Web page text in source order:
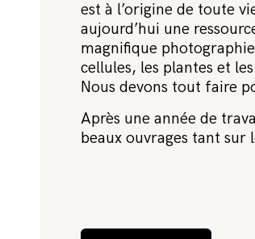
est à l’origine de toute
aujourd’hui une
magnifique
cellules, les plantes et
Nous devons tout faire
Après une année de
beaux ouvrages tant